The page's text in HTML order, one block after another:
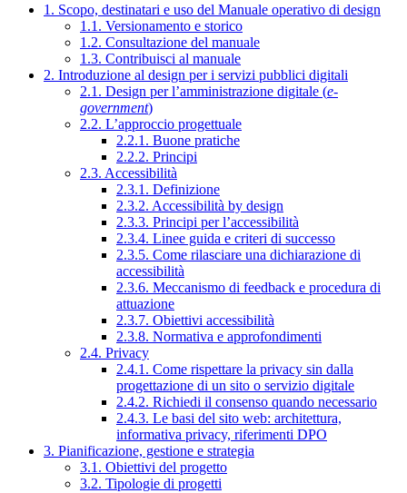
1. Scopo, destinatari e uso del Manuale operativo di design
1.1. Versionamento e storico
1.2. Consultazione del manuale
1.3. Contribuisci al manuale
2. Introduzione al design per i servizi pubblici digitali
2.1. Design per l’amministrazione digitale (e-
government)
2.2. L’approccio progettuale
2.2.1. Buone pratiche
2.2.2. Principi
2.3. Accessibilità
2.3.1. Definizione
2.3.2. Accessibilità by design
2.3.3. Principi per l’accessibilità
2.3.4. Linee guida e criteri di successo
2.3.5. Come rilasciare una dichiarazione di
accessibilità
2.3.6. Meccanismo di feedback e procedura di
attuazione
2.3.7. Obiettivi accessibilità
2.3.8. Normativa e approfondimenti
2.4. Privacy
2.4.1. Come rispettare la privacy sin dalla
progettazione di un sito o servizio digitale
2.4.2. Richiedi il consenso quando necessario
2.4.3. Le basi del sito web: architettura,
informativa privacy, riferimenti DPO
3. Pianificazione, gestione e strategia
3.1. Obiettivi del progetto
3.2. Tipologie di progetti